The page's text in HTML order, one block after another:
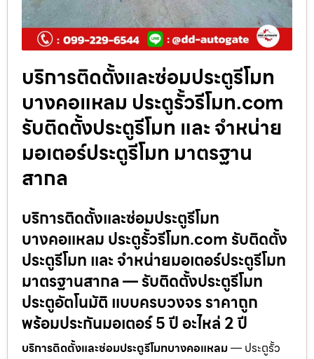
บริการติดตั้งและซ่อมประตูรีโมท
บางคอแหลม ประตูรั้วรีโมท.com
รับติดตั้งประตูรีโมท และ จำหน่าย
มอเตอร์ประตูรีโมท มาตรฐาน
สากล
บริการติดตั้งและซ่อมประตูรีโมท
บางคอแหลม ประตูรั้วรีโมท.com รับติดตั้ง
ประตูรีโมท และ จำหน่ายมอเตอร์ประตูรีโมท
มาตรฐานสากล — รับติดตั้งประตูรีโมท
ประตูอัตโนมัติ แบบครบวงจร ราคาถูก
พร้อมประกันมอเตอร์ 5 ปี อะไหล่ 2 ปี
บริการติดตั้งและซ่อมประตูรีโมทบางคอแหลม— ประตูรั้ว